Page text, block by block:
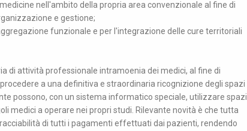
nell'ambito della propria area convenzionale al fine di
e gestione;
funzionale e per l'integrazione delle cure territoriali
di attività professionale intramoenia dei medici, al fine di
a una definitiva e straordinaria ricognizione degli spazi
possono, con un sistema informatico speciale, utilizzare spazi
medici a operare nei propri studi. Rilevante novità è che tutta
di tutti i pagamenti effettuati dai pazienti, rendendo